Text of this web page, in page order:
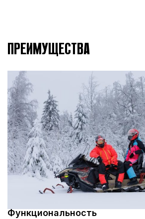
ДОПОЛНИТЕЛЬНОЕ
ПРЕИМУЩЕСТВА
Функциональность